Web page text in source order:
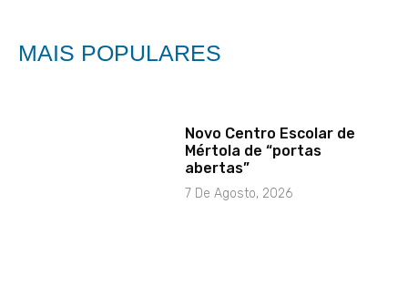
MAIS POPULARES
Novo Centro Escolar de
Mértola de “portas
abertas”
7 De Agosto, 2026